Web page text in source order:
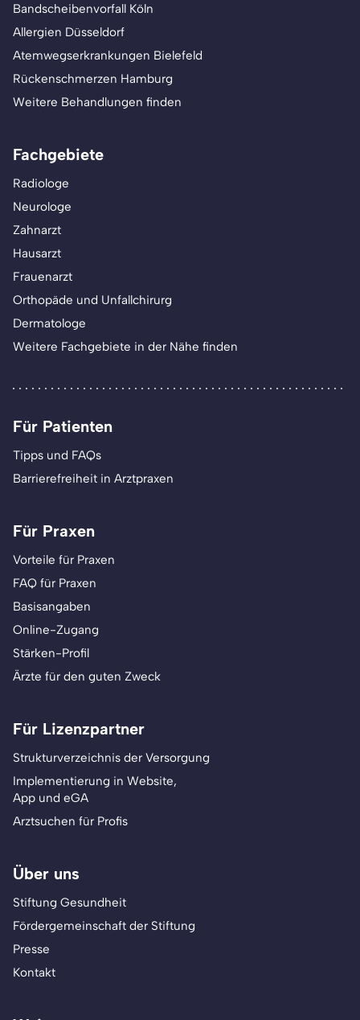
Bandscheibenvorfall Köln
Allergien Düsseldorf
Atemwegserkrankungen Bielefeld
Rückenschmerzen Hamburg
Weitere Behandlungen finden
Fachgebiete
Radiologe
Neurologe
Zahnarzt
Hausarzt
Frauenarzt
Orthopäde und Unfallchirurg
Dermatologe
Weitere Fachgebiete in der Nähe finden
Für Patienten
Tipps und FAQs
Barrierefreiheit in Arztpraxen
Für Praxen
Vorteile für Praxen
FAQ für Praxen
Basisangaben
Online-Zugang
Stärken-Profil
Ärzte für den guten Zweck
Für Lizenzpartner
Strukturverzeichnis der Versorgung
Implementierung in Website,
App und eGA
Arztsuchen für Profis
Über uns
Stiftung Gesundheit
Fördergemeinschaft der Stiftung
Presse
Kontakt